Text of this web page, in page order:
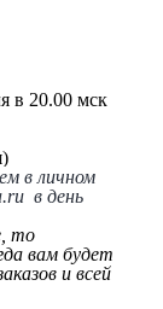
в 20.00 мск
в личном
в день
то
вам будет
и всей